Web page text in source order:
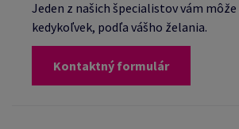
Jeden z našich špecialistov vám
kedykoľvek, podľa vášho želania.
Kontaktný formulár